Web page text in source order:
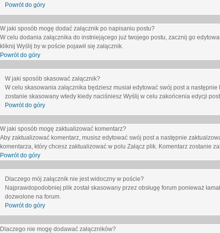
Powrót do góry
W jaki sposób mogę dodać załącznik po napisaniu postu?
W celu dodania załącznika do instniejącego już twojego postu, zacznij go
kliknij Wyślij by w poście pojawił się załącznik.
Powrót do góry
W jaki sposób skasować załącznik?
W celu skasowania załącznika będziesz musiał edytować swój post a
zostanie skasowany wtedy kiedy naciśniesz Wyślij w celu zakońcenia edycji
Powrót do góry
W jaki sposób mogę zaktualizować komentarz?
Aby zaktualizować komentarz, musisz edytować swój post a następnie
komentarza, który chcesz zaktualizować w polu Załącz plik. Komentarz zostanie
Powrót do góry
Dlaczego mój załącznik nie jest widoczny w poście?
Najprawdopodobniej plik został skasowany przez obsługę forum ponieważ
dozwolone na forum.
Powrót do góry
Dlaczego nie mogę dodawać załączników?